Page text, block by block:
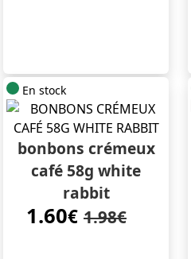
En stock
bonbons crémeux
café 58g white
rabbit
1.60€ 1.98€